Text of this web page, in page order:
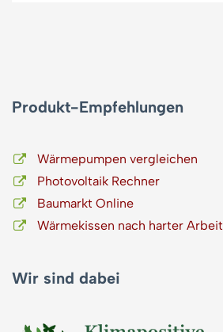
Produkt-Empfehlungen
Wärmepumpen vergleichen
Photovoltaik Rechner
Baumarkt Online
Wärmekissen nach harter Arbeit
Wir sind dabei